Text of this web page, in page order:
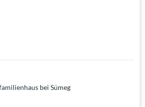
bei Sümeg